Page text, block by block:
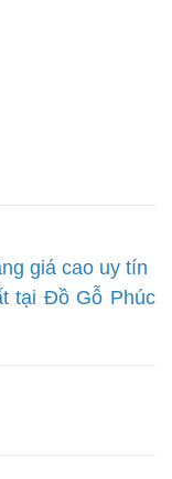
giá cao uy tín
tại Đồ Gỗ Phúc